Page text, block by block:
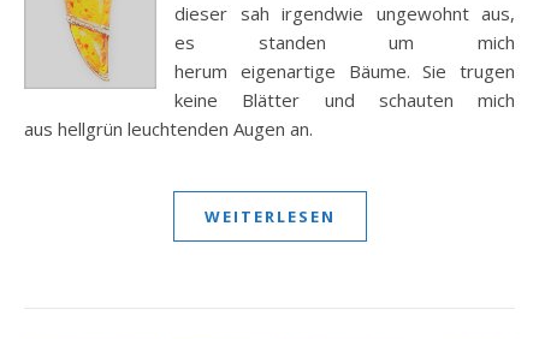
dieser sah irgendwie ungewohnt aus,
es standen um mich
herum eigenartige Bäume. Sie trugen
keine Blätter und schauten mich
aus hellgrün leuchtenden Augen an.
WEITERLESEN